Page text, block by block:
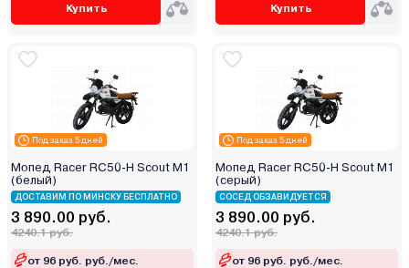
Купить Купить
Под заказ 5 дней
Мопед Racer RC50-H Scout M1
(белый)
ДОСТАВИМ ПО МИНСКУ БЕСПЛАТНО
3 890.00 руб.
4240.1 руб.
от 96 руб. руб./мес.
Под заказ 5 дней
Мопед Racer RC50-H Scout M1
(серый)
СОСЕД ОБЗАВИДУЕТСЯ
3 890.00 руб.
4240.1 руб.
от 96 руб. руб./мес.